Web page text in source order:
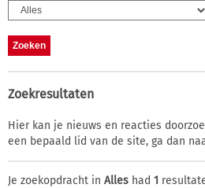
Zoekresultaten
Hier kan je nieuws en reacties
een bepaald lid van de site, ga dan
Je zoekopdracht in Alles had 1